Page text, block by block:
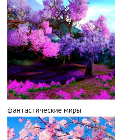
фантастические миры